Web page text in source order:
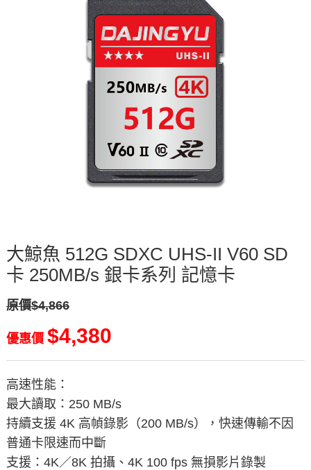
大鯨魚 512G SDXC UHS-II V60 SD
卡 250MB/s 銀卡系列 記憶卡
原價$4,866
優惠價 $4,380
高速性能：
最大讀取：250 MB/s
持續支援 4K 高幀錄影（200 MB/s），快速傳輸不因
普通卡限速而中斷
支援：4K／8K 拍攝、4K 100 fps 無損影片錄製